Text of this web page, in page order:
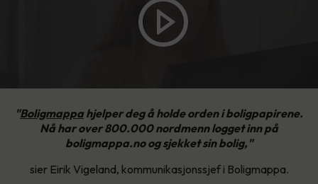
"Boligmappahjelper deg å holde orden i boligpapirene.
Nå har over 800.000 nordmenn logget inn på
boligmappa.no og sjekket sin bolig,"
sier Eirik Vigeland, kommunikasjonssjef i Boligmappa.